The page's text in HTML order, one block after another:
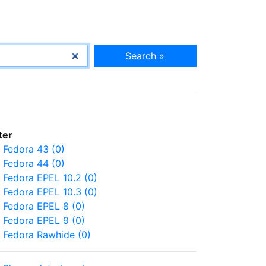
Search »
Fedora 43 (0)
Fedora 44 (0)
Fedora EPEL 10.2 (0)
Fedora EPEL 10.3 (0)
Fedora EPEL 8 (0)
Fedora EPEL 9 (0)
Fedora Rawhide (0)